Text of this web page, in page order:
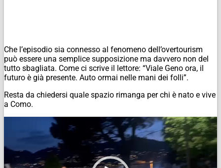
Che l’episodio sia connesso al fenomeno dell’overtourism
può essere una semplice supposizione ma davvero non del
tutto sbagliata. Come ci scrive il lettore: “Viale Geno ora, il
futuro è già presente. Auto ormai nelle mani dei folli”.
Resta da chiedersi quale spazio rimanga per chi è nato e vive
a Como.